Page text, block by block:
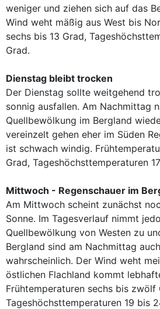
weniger und ziehen sich auf das
Wind weht mäßig aus West bis
sechs bis 13 Grad,
Grad.
Dienstag bleibt trocken
Der Dienstag sollte weitgehend
sonnig ausfallen. Am Nachmittag
Quellbewölkung im Bergland
vereinzelt gehen eher im Süden
ist schwach windig.
Grad, Tageshöchsttemperaturen
Mittwoch - Regenschauer im
Am Mittwoch scheint zunächst
Sonne. Im Tagesverlauf nimmt
Quellbewölkung von Westen zu
Bergland sind am Nachmittag
wahrscheinlich. Der Wind weht
östlichen Flachland kommt
Frühtemperaturen sechs bis zwölf
Tageshöchsttemperaturen 19 bis